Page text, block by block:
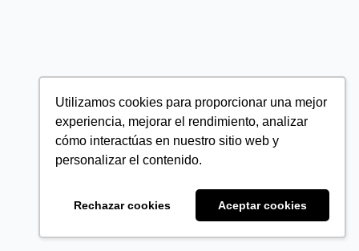
Utilizamos cookies para proporcionar una mejor
experiencia, mejorar el rendimiento, analizar
cómo interactúas en nuestro sitio web y
personalizar el contenido.
Rechazar cookies Aceptar cookies